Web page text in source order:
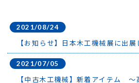
2021/08/24
【お知らせ】日本木工機械展に出展
2021/07/05
【中古木工機械】新着アイテム